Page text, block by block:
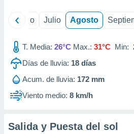
publicidad
de
1199
Junio Julio Agosto
T. Media: 26°C Max.: 31°C Min:
Días de lluvia: 18 días
Acum. de lluvia: 172 mm
Viento medio: 8 km/h
Salida y Puesta del sol